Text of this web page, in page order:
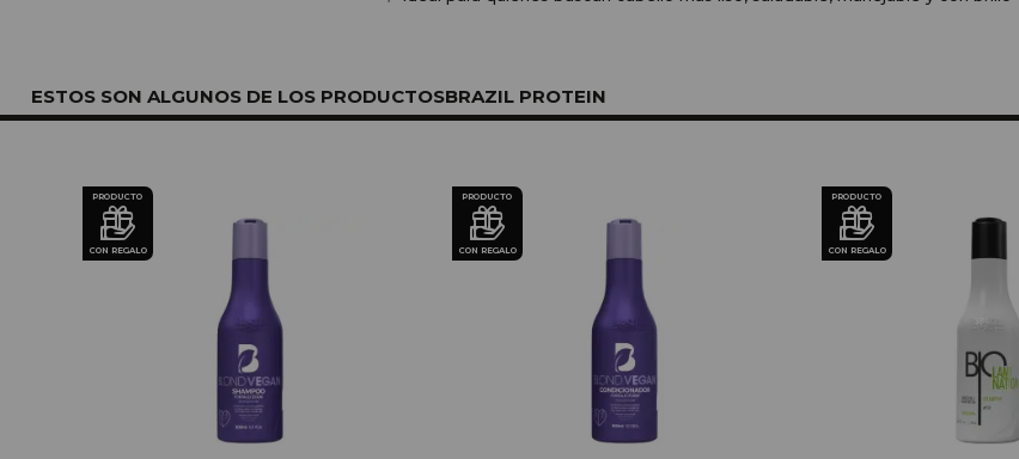
ESTOS SON ALGUNOS DE LOS PRODUCTOSBRAZIL PROTEIN
PRODUCTO
CON REGALO
PRODUCTO
CON REGALO
PRODUCTO
CON REGALO